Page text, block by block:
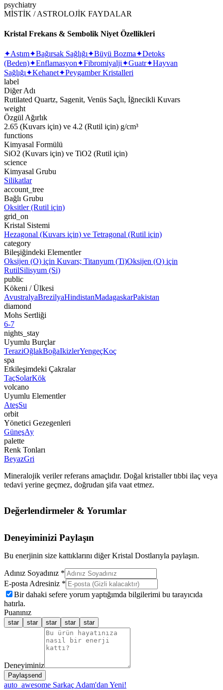
psychiatry
MİSTİK / ASTROLOJİK FAYDALAR
Kristal Frekans & Sembolik Niyet Özellikleri
✦Astım✦Bağırsak Sağlığı✦Büyü Bozma✦Detoks
(Beden)✦Enflamasyon✦Fibromiyalji✦Guatr✦Hayvan
Sağlığı✦Kehanet✦Peygamber Kristalleri
label
Diğer Adı
Rutilated Quartz, Sagenit, Venüs Saçlı, İğnecikli Kuvars
weight
Özgül Ağırlık
2.65 (Kuvars için) ve 4.2 (Rutil için) g/cm³
functions
Kimyasal Formülü
SiO2 (Kuvars için) ve TiO2 (Rutil için)
science
Kimyasal Grubu
Silikatlar
account_tree
Bağlı Grubu
Oksitler (Rutil için)
grid_on
Kristal Sistemi
Hezagonal (Kuvars için) ve Tetragonal (Rutil için)
category
Bileşiğindeki Elementler
Oksijen (O) için Kuvars; Titanyum (Ti)Oksijen (O) için
RutilSilisyum (Si)
public
Kökeni / Ülkesi
AvustralyaBrezilyaHindistanMadagaskarPakistan
diamond
Mohs Sertliği
6-7
nights_stay
Uyumlu Burçlar
TeraziOğlakBoğaIkizlerYengeçKoç
spa
Etkileşimdeki Çakralar
TaçSolarKök
volcano
Uyumlu Elementler
AteşSu
orbit
Yönetici Gezegenleri
GüneşAy
palette
Renk Tonları
BeyazGri
Mineralojik veriler referans amaçlıdır. Doğal kristaller tıbbi ilaç veya
tedavi yerine geçmez, doğrudan şifa vaat etmez.
Değerlendirmeler & Yorumlar
Deneyiminizi Paylaşın
Bu enerjinin size kattıklarını diğer Kristal Dostlarıyla paylaşın.
Adınız Soyadınız *
E-posta Adresiniz *
Bir dahaki sefere yorum yaptığımda bilgilerimi bu tarayıcıda
hatırla.
Puanınız
star star star star star
Deneyiminiz
Paylaşsend
auto_awesome Sarkaç Adam'dan Yeni!